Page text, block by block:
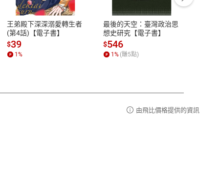
性
參
服務時間：週一到週五 10:00-12:00、
13:00-17:00 (國定假日及例假日休息)
客服電話：0080-1857077
王弟殿下深深溺愛轉生者
(第4話)【電子書】
$39
1%
最後的天空：臺灣政治思
想史研究【電子書】
$546
1% (賺5點)
由飛比價格提供的資訊